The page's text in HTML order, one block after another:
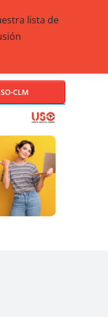
lista de
CLM